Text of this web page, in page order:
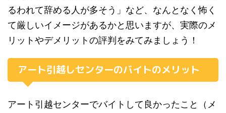
るわれて辞める人が多そう」など、なんとなく怖く
て厳しいイメージがあるかと思いますが、実際のメ
リットやデメリットの評判をみてみましょう！
アート引越しセンターのバイトのメリット
アート引越センターでバイトして良かったこと（メ